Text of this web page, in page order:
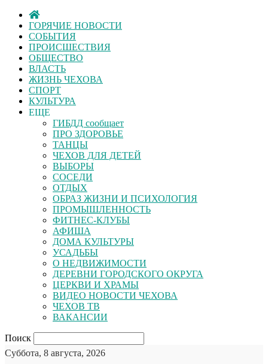
ГОРЯЧИЕ НОВОСТИ
СОБЫТИЯ
ПРОИСШЕСТВИЯ
ОБЩЕСТВО
ВЛАСТЬ
ЖИЗНЬ ЧЕХОВА
СПОРТ
КУЛЬТУРА
ЕЩЕ
ГИБДД сообщает
ПРО ЗДОРОВЬЕ
ТАНЦЫ
ЧЕХОВ ДЛЯ ДЕТЕЙ
ВЫБОРЫ
СОСЕДИ
ОТДЫХ
ОБРАЗ ЖИЗНИ И ПСИХОЛОГИЯ
ПРОМЫШЛЕННОСТЬ
ФИТНЕС-КЛУБЫ
АФИША
ДОМА КУЛЬТУРЫ
УСАДЬБЫ
О НЕДВИЖИМОСТИ
ДЕРЕВНИ ГОРОДСКОГО ОКРУГА
ЦЕРКВИ И ХРАМЫ
ВИДЕО НОВОСТИ ЧЕХОВА
ЧЕХОВ ТВ
ВАКАНСИИ
Поиск
Суббота, 8 августа, 2026